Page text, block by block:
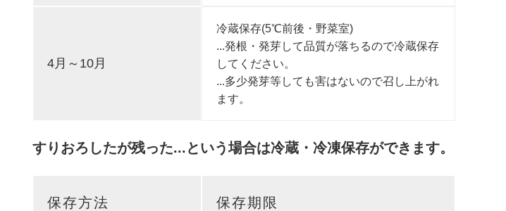
4月～10月
冷蔵保存(5℃前後・野菜室)
...発根・発芽して品質が落ちるので冷蔵保存
してください。
...多少発芽等しても害はないので召し上がれ
ます。
すりおろしたが残った...という場合は冷蔵・冷凍保存ができます。
保存方法 保存期限